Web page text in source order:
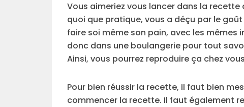
Vous aimeriez vous lancer dans la recette
quoi que pratique, vous a déçu par le
faire soi même son pain, avec les mêmes
donc dans une boulangerie pour tout
Ainsi, vous pourrez reproduire ça chez
Pour bien réussir la recette, il faut bien
commencer la recette. Il faut également